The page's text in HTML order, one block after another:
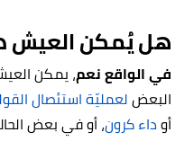
هل يُمكن العيش
في الواقع نعم، يمكن
البعضلعمليّة استئصال
أوداء كرون، أو في بعض